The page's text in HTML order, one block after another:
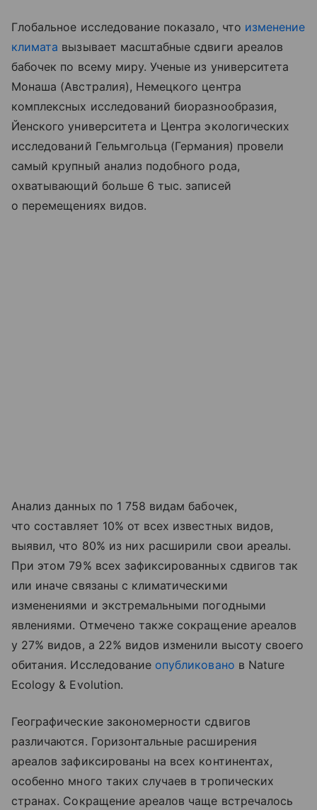
Глобальное исследование показало, что изменение
климата вызывает масштабные сдвиги ареалов
бабочек по всему миру. Ученые из университета
Монаша (Австралия), Немецкого центра
комплексных исследований биоразнообразия,
Йенского университета и Центра экологических
исследований Гельмгольца (Германия) провели
самый крупный анализ подобного рода,
охватывающий больше 6 тыс. записей
о перемещениях видов.
Анализ данных по 1 758 видам бабочек,
что составляет 10% от всех известных видов,
выявил, что 80% из них расширили свои ареалы.
При этом 79% всех зафиксированных сдвигов так
или иначе связаны с климатическими
изменениями и экстремальными погодными
явлениями. Отмечено также сокращение ареалов
у 27% видов, а 22% видов изменили высоту своего
обитания. Исследование опубликовано в Nature
Ecology & Evolution.
Географические закономерности сдвигов
различаются. Горизонтальные расширения
ареалов зафиксированы на всех континентах,
особенно много таких случаев в тропических
странах. Сокращение ареалов чаще встречалось